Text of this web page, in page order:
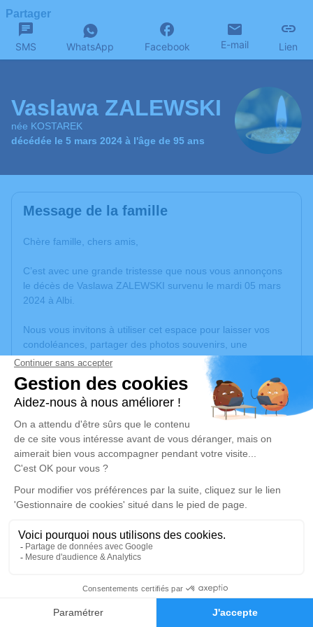
Faire-part Hommages
Partager
SMS WhatsApp Facebook E-mail Lien
Vaslawa ZALEWSKI
née KOSTAREK
décédée le 5 mars 2024 à l'âge de 95 ans
Message de la famille
Chère famille, chers amis,
C’est avec une grande tristesse que nous vous annonçons
le décès de Vaslawa ZALEWSKI survenu le mardi 05 mars
2024 à Albi.
Nous vous invitons à utiliser cet espace pour laisser vos
condoléances, partager des photos souvenirs, une
anecdote ou exprimer vos pensées à travers des poèmes
ou des textes. Cet endroit est un lieu d'expression dédié à
honorer la mémoire de Vaslawa ZALEWSKI.
Un service de plantation d’arbre hommage estdisponible
mardi 12 mars 2024 à 10h00
Église Sainte Barbe de Cagnac-les-Mines
81130 Cagnac-les-Mines
Je rends hommage